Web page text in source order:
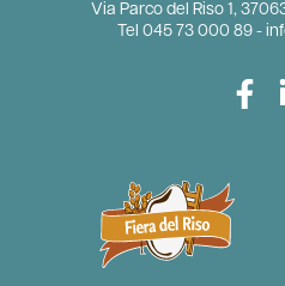
Via Parco del Riso 1,
Tel 045 73 000 89 -